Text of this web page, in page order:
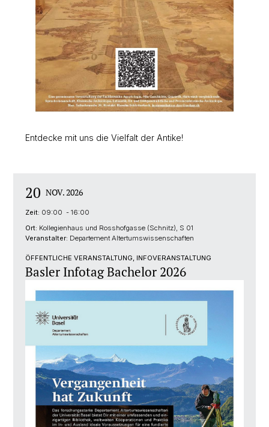
Entdecke mit uns die Vielfalt der Antike!
20 NOV. 2026
Zeit: 09:00 - 16:00
Ort: Kollegienhaus und Rosshofgasse (Schnitz), S 01
Veranstalter: Departement Altertumswissenschaften
ÖFFENTLICHE VERANSTALTUNG, INFOVERANSTALTUNG
Basler Infotag Bachelor 2026